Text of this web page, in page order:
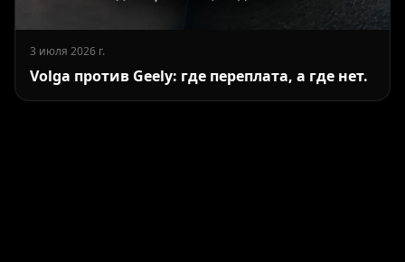
3 июля 2026 г.
Volga против Geely: где переплата, а где нет.